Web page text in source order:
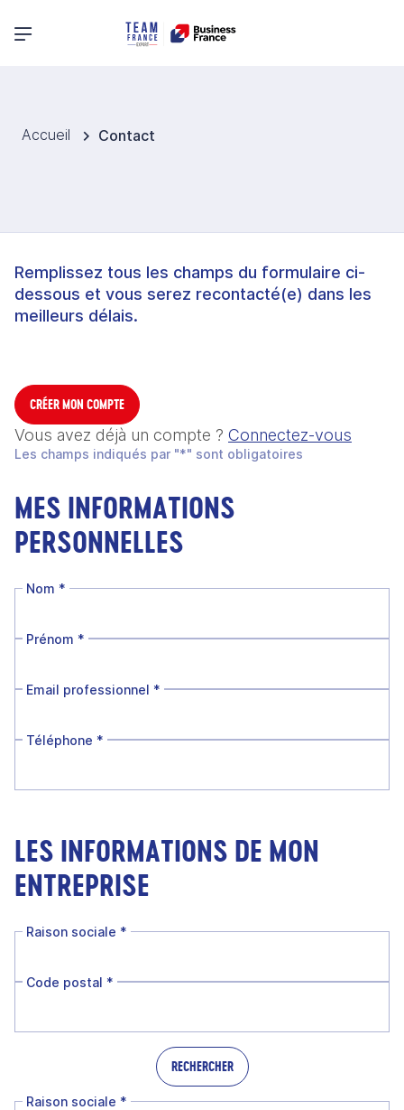
Menu principal
Accueil Contact
Remplissez tous les champs du formulaire ci-
dessous et vous serez recontacté(e) dans les
meilleurs délais.
CRÉER MON COMPTE
Vous avez déjà un compte ? Connectez-vous
Les champs indiqués par "*" sont obligatoires
MES INFORMATIONS
PERSONNELLES
Nom *
Prénom *
Email professionnel *
Téléphone *
LES INFORMATIONS DE MON
ENTREPRISE
Raison sociale *
Code postal *
RECHERCHER
Raison sociale *